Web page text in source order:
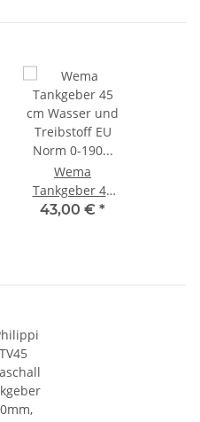
Wema
Tankgeber 45
cm Wasser und
21347450/323109
43,00 € *